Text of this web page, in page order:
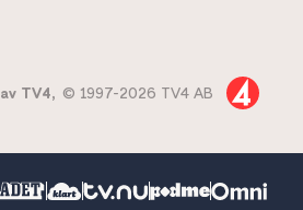
TV4, © 1997-2026 TV4 AB